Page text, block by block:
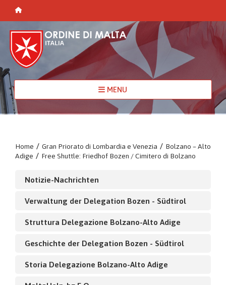
MENU
Home / Gran Priorato di Lombardia e Venezia / Bolzano – Alto
Adige / Free Shuttle: Friedhof Bozen / Cimitero di Bolzano
Notizie-Nachrichten
Verwaltung der Delegation Bozen - Südtirol
Struttura Delegazione Bolzano-Alto Adige
Geschichte der Delegation Bozen - Südtirol
Storia Delegazione Bolzano-Alto Adige